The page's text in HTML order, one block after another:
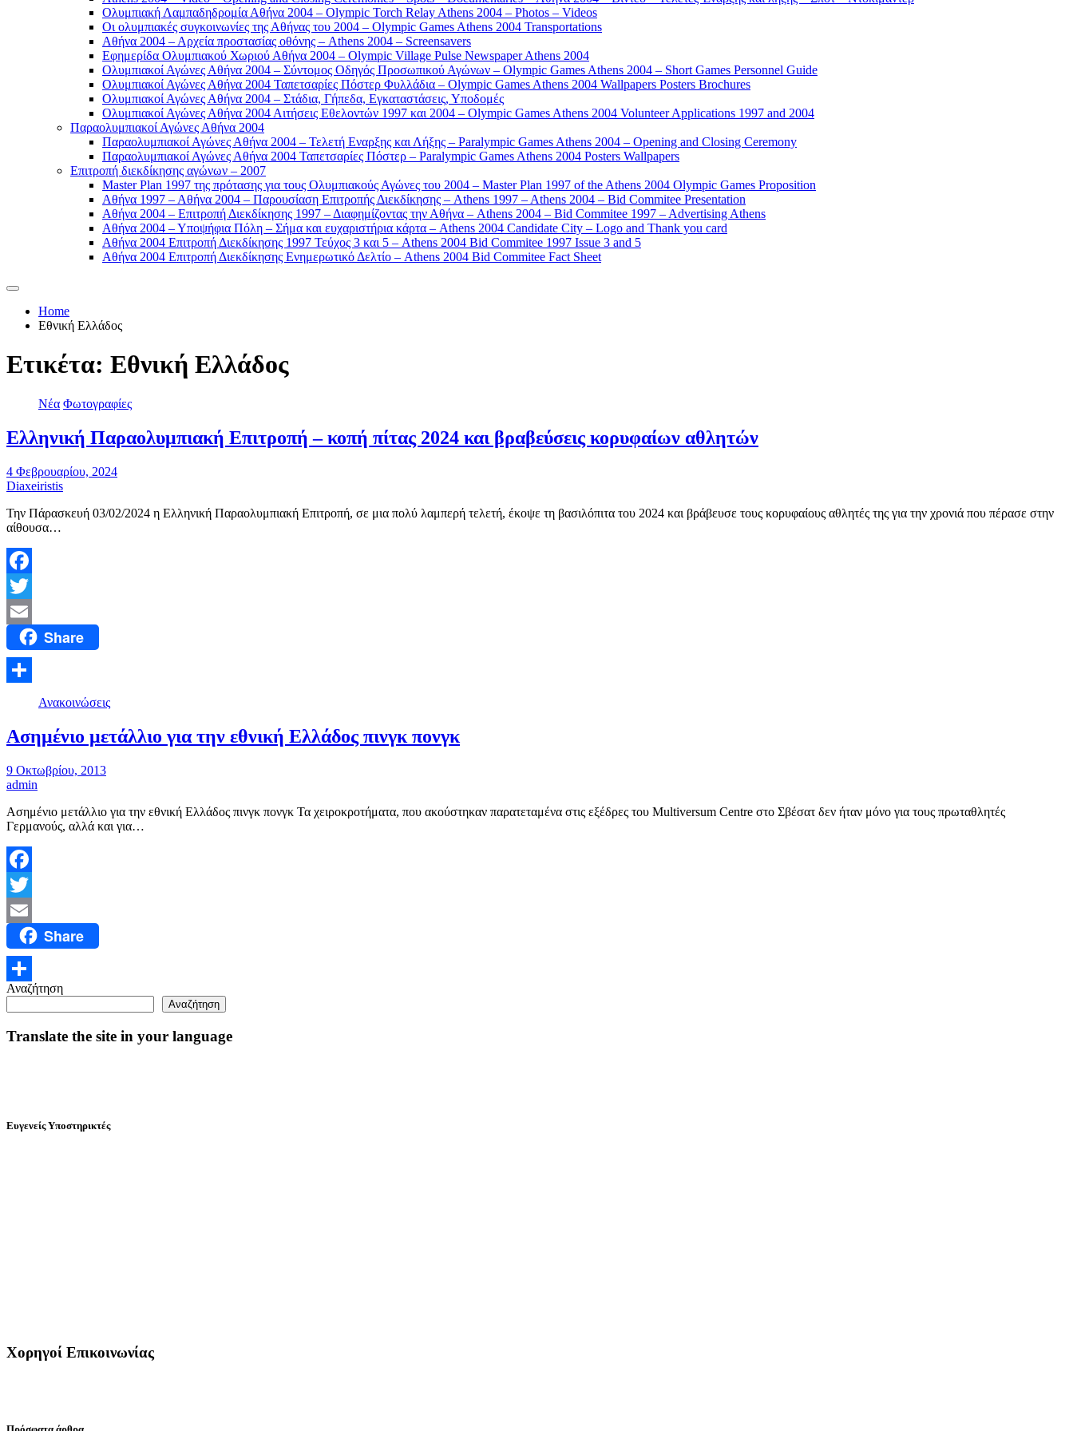
Ολυμπιακή Λαμπαδηδρομία Αθήνα 2004 – Olympic Torch Relay Athens 2004 – Photos – Videos
Οι ολυμπιακές συγκοινωνίες της Αθήνας του 2004 – Olympic Games Athens 2004 Transportations
Αθήνα 2004 – Αρχεία προστασίας οθόνης – Athens 2004 – Screensavers
Εφημερίδα Ολυμπιακού Χωριού Αθήνα 2004 – Olympic Village Pulse Newspaper Athens 2004
Ολυμπιακοί Αγώνες Αθήνα 2004 – Σύντομος Οδηγός Προσωπικού Αγώνων – Olympic Games Athens 2004 – Short Games Personnel Guide
Ολυμπιακοί Αγώνες Αθήνα 2004 Ταπετσαρίες Πόστερ Φυλλάδια – Olympic Games Athens 2004 Wallpapers Posters Brochures
Ολυμπιακοί Αγώνες Αθήνα 2004 – Στάδια, Γήπεδα, Εγκαταστάσεις, Υποδομές
Ολυμπιακοί Αγώνες Αθήνα 2004 Αιτήσεις Εθελοντών 1997 και 2004 – Olympic Games Athens 2004 Volunteer Applications 1997 and 2004
Παραολυμπιακοί Αγώνες Αθήνα 2004
Παραολυμπιακοί Αγώνες Αθήνα 2004 – Τελετή Εναρξης και Λήξης – Paralympic Games Athens 2004 – Opening and Closing Ceremony
Παραολυμπιακοί Αγώνες Αθήνα 2004 Ταπετσαρίες Πόστερ – Paralympic Games Athens 2004 Posters Wallpapers
Επιτροπή διεκδίκησης αγώνων – 2007
Master Plan 1997 της πρότασης για τους Ολυμπιακούς Αγώνες του 2004 – Master Plan 1997 of the Athens 2004 Olympic Games Proposition
Αθήνα 1997 – Αθήνα 2004 – Παρουσίαση Επιτροπής Διεκδίκησης – Athens 1997 – Athens 2004 – Bid Commitee Presentation
Αθήνα 2004 – Επιτροπή Διεκδίκησης 1997 – Διαφημίζοντας την Αθήνα – Athens 2004 – Bid Commitee 1997 – Advertising Athens
Αθήνα 2004 – Υποψήφια Πόλη – Σήμα και ευχαριστήρια κάρτα – Athens 2004 Candidate City – Logo and Thank you card
Αθήνα 2004 Επιτροπή Διεκδίκησης 1997 Τεύχος 3 και 5 – Athens 2004 Bid Commitee 1997 Issue 3 and 5
Αθήνα 2004 Επιτροπή Διεκδίκησης Ενημερωτικό Δελτίο – Athens 2004 Bid Commitee Fact Sheet
Home
Εθνική Ελλάδος
Ετικέτα: Εθνική Ελλάδος
Νέα Φωτογραφίες
Ελληνική Παραολυμπιακή Επιτροπή – κοπή πίτας 2024 και βραβεύσεις κορυφαίων αθλητών
4 Φεβρουαρίου, 2024
Diaxeiristis
Την Πάρασκευή 03/02/2024 η Ελληνική Παραολυμπιακή Επιτροπή, σε μια πολύ λαμπερή τελετή, έκοψε τη βασιλόπιτα του 2024 και βράβευσε τους κορυφαίους αθλητές της για την χρονιά που πέρασε στην
αίθουσα…
Facebook
Twitter
Email Share
Μοιραστείτε
Ανακοινώσεις
Ασημένιο μετάλλιο για την εθνική Ελλάδος πινγκ πονγκ
9 Οκτωβρίου, 2013
admin
Ασημένιο μετάλλιο για την εθνική Ελλάδος πινγκ πονγκ Τα χειροκροτήματα, που ακούστηκαν παρατεταμένα στις εξέδρες του Multiversum Centre στο Σβέσατ δεν ήταν μόνο για τους πρωταθλητές
Γερμανούς, αλλά και για…
Facebook
Twitter
Email Share
Μοιραστείτε
Αναζήτηση
Αναζήτηση
Translate the site in your language
Ευγενείς Υποστηρικτές
Χορηγοί Επικοινωνίας